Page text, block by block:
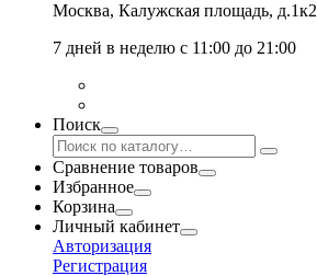
Москва, Калужская площадь, д.1к2
7 дней в неделю с 11:00 до 21:00
Поиск
Сравнение товаров
Избранное
Корзина
Личный кабинет
Авторизация
Регистрация